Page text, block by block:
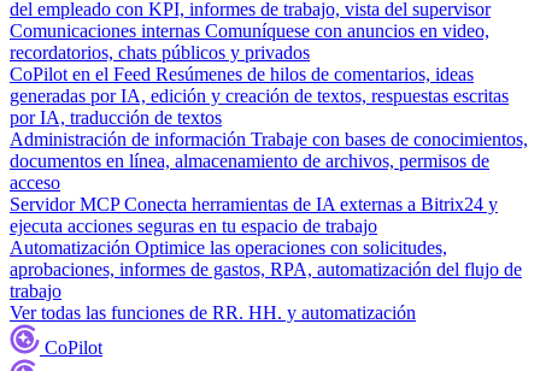
del empleado con KPI, informes de trabajo, vista del supervisor
Comunicaciones internas Comuníquese con anuncios en video,
recordatorios, chats públicos y privados
CoPilot en el Feed Resúmenes de hilos de comentarios, ideas
generadas por IA, edición y creación de textos, respuestas escritas
por IA, traducción de textos
Administración de información Trabaje con bases de conocimientos,
documentos en línea, almacenamiento de archivos, permisos de
acceso
Servidor MCP Conecta herramientas de IA externas a Bitrix24 y
ejecuta acciones seguras en tu espacio de trabajo
Automatización Optimice las operaciones con solicitudes,
aprobaciones, informes de gastos, RPA, automatización del flujo de
trabajo
Ver todas las funciones de RR. HH. y automatización
CoPilot